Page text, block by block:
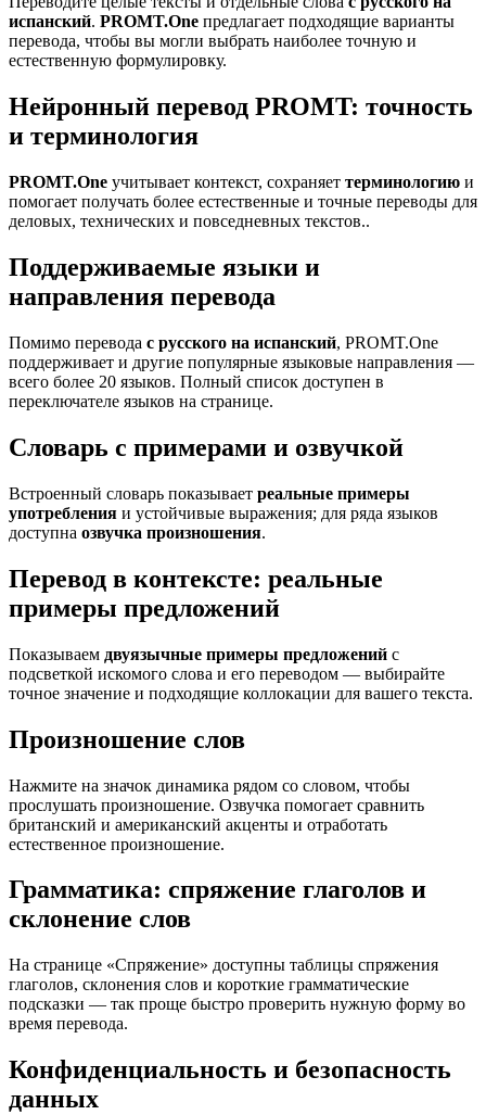
испанский. PROMT.One предлагает подходящие варианты
перевода, чтобы вы могли выбрать наиболее точную и
естественную формулировку.
Нейронный перевод PROMT: точность
и терминология
PROMT.One учитывает контекст, сохраняет терминологию и
помогает получать более естественные и точные переводы для
деловых, технических и повседневных текстов..
Поддерживаемые языки и
направления перевода
Помимо перевода с русского на испанский, PROMT.One
поддерживает и другие популярные языковые направления —
всего более 20 языков. Полный список доступен в
переключателе языков на странице.
Словарь с примерами и озвучкой
Встроенный словарь показывает реальные примеры
употребления и устойчивые выражения; для ряда языков
доступна озвучка произношения.
Перевод в контексте: реальные
примеры предложений
Показываем двуязычные примеры предложений с
подсветкой искомого слова и его переводом — выбирайте
точное значение и подходящие коллокации для вашего текста.
Произношение слов
Нажмите на значок динамика рядом со словом, чтобы
прослушать произношение. Озвучка помогает сравнить
британский и американский акценты и отработать
естественное произношение.
Грамматика: спряжение глаголов и
склонение слов
На странице «Спряжение» доступны таблицы спряжения
глаголов, склонения слов и короткие грамматические
подсказки — так проще быстро проверить нужную форму во
время перевода.
Конфиденциальность и безопасность
данных